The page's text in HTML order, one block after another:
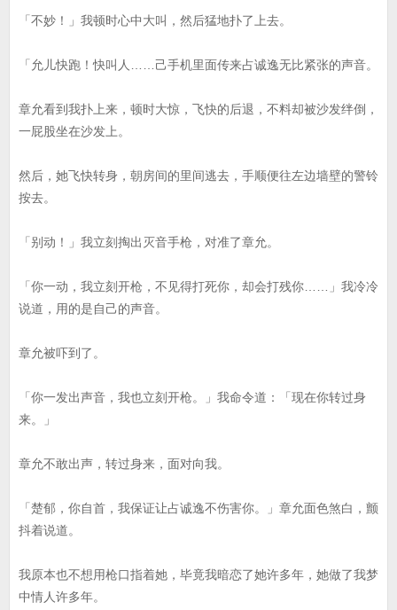
「不妙！」我顿时心中大叫，然后猛地扑了上去。
「允儿快跑！快叫人……己手机里面传来占诚逸无比紧张的声音。
章允看到我扑上来，顿时大惊，飞快的后退，不料却被沙发绊倒，
一屁股坐在沙发上。
然后，她飞快转身，朝房间的里间逃去，手顺便往左边墙壁的警铃
按去。
「别动！」我立刻掏出灭音手枪，对准了章允。
「你一动，我立刻开枪，不见得打死你，却会打残你……」我冷冷
说道，用的是自己的声音。
章允被吓到了。
「你一发出声音，我也立刻开枪。」我命令道：「现在你转过身
来。」
章允不敢出声，转过身来，面对向我。
「楚郁，你自首，我保证让占诚逸不伤害你。」章允面色煞白，颤
抖着说道。
我原本也不想用枪口指着她，毕竟我暗恋了她许多年，她做了我梦
中情人许多年。